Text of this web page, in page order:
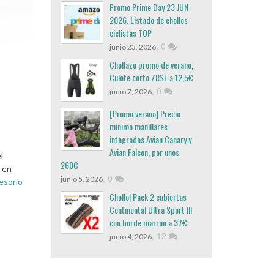
Promo Prime Day 23 JUN
2026. Listado de chollos
ciclistas TOP
junio 23, 2026, 0
Chollazo promo de verano,
Culote corto ZRSE a 12,5€
junio 7, 2026, 0
[Promo verano] Precio
mínimo manillares
integrados Avian Canary y
Avian Falcon, por unos
260€
junio 5, 2026, 0
Chollo! Pack 2 cubiertas
Continental Ultra Sport III
con borde marrón a 37€
junio 4, 2026, 12